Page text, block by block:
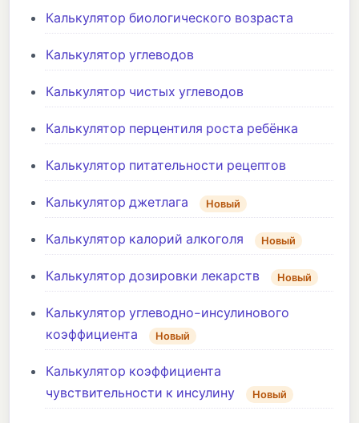
Калькулятор биологического возраста
Калькулятор углеводов
Калькулятор чистых углеводов
Калькулятор перцентиля роста ребёнка
Калькулятор питательности рецептов
Калькулятор джетлага Новый
Калькулятор калорий алкоголя Новый
Калькулятор дозировки лекарств Новый
Калькулятор углеводно-инсулинового
коэффициента
Новый
Калькулятор коэффициента
чувствительности к инсулину
Новый